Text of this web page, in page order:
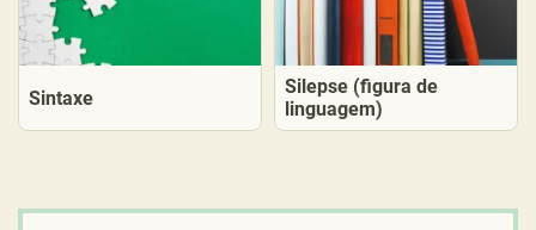
Sintaxe
Silepse (figura de
linguagem)